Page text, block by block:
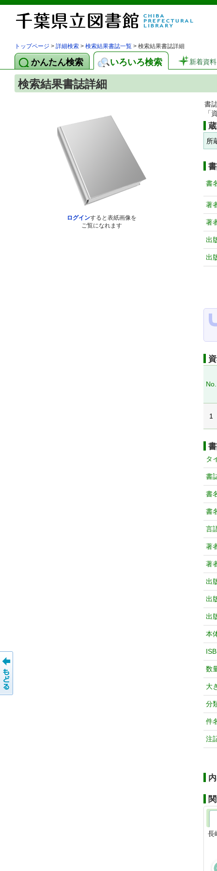
トップページ > 詳細検索 > 検索結果書誌一覧 > 検索結果書誌詳細
かんたん検索 いろいろ検索 新着資料
検索結果書誌詳細
ログインすると表紙画像を
ご覧になれます
書
「
所
書
著
著
出
出
No.
1
タ
書
書
書
言
著
著
出
出
出
本
数
大
分
件
注
長